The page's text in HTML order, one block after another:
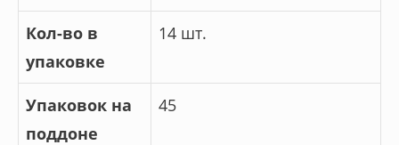
Кол-во в
упаковке
14 шт.
Упаковок на
поддоне
45